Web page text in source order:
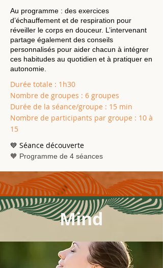
Au programme : des exercices
d’échauffement et de respiration pour
réveiller le corps en douceur. L’intervenant
partage également des conseils
personnalisés pour aider chacun à intégrer
ces habitudes au quotidien et à pratiquer en
autonomie.
Durée totale : 1h30
Nombre de groupes : 6 groupes
Durée de la séance/groupe : 15 min
Nombre de participants par groupe : 10 à
15
💙 Séance découverte
🧡 Programme de 4 séances
Mind